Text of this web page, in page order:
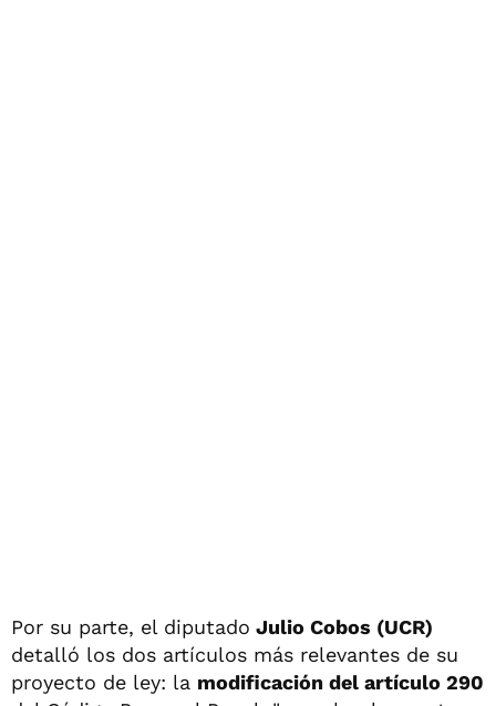
Por su parte, el diputado Julio Cobos (UCR)
detalló los dos artículos más relevantes de su
proyecto de ley: la modificación del artículo 290